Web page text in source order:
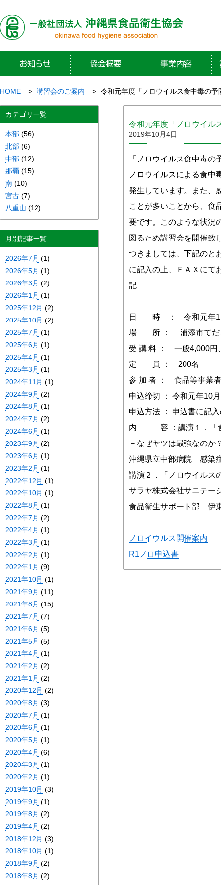
HOME 講習会のご案内 令和元年度「ノロウイルス食中毒の
カテゴリ一覧
本部 (56)
北部 (6)
中部 (12)
那覇 (15)
南 (10)
宮古 (7)
八重山 (12)
月別記事一覧
2026年7月 (1)
2026年5月 (1)
2026年3月 (2)
2026年1月 (1)
2025年12月 (2)
2025年10月 (2)
2025年7月 (1)
2025年6月 (1)
2025年4月 (1)
2025年3月 (1)
2024年11月 (1)
2024年9月 (2)
2024年8月 (1)
2024年7月 (2)
2024年6月 (1)
2023年9月 (2)
2023年6月 (1)
2023年2月 (1)
2022年12月 (1)
2022年10月 (1)
2022年8月 (1)
2022年7月 (2)
2022年4月 (1)
2022年3月 (1)
2022年2月 (1)
2022年1月 (9)
2021年10月 (1)
2021年9月 (11)
2021年8月 (15)
2021年7月 (7)
2021年6月 (5)
2021年5月 (5)
2021年4月 (1)
2021年2月 (2)
2021年1月 (2)
2020年12月 (2)
2020年8月 (3)
2020年7月 (1)
2020年6月 (1)
2020年5月 (1)
2020年4月 (6)
2020年3月 (1)
2020年2月 (1)
2019年10月 (3)
2019年9月 (1)
2019年8月 (2)
2019年4月 (2)
2018年12月 (3)
2018年10月 (1)
2018年9月 (2)
2018年8月 (2)
令和元年度「ノロウイル
2019年10月4日
「ノロウイルス食中毒
ノロウイルスによる食中
発生しています。また、
ことが多いことから、食
要です。このような状況
図るため講習会を開催致
つきましては、下記のと
に記入の上、ＦＡＸにて
記
日 時 ： 令和元年11
場 所 ： 浦添市てだこ
受 講 料 ： 一般4,000円
定 員 ： 200名
参 加 者 ： 食品等事業
申込締切 ： 令和元年10
申込方法 ： 申込書に記
内 容 ：講演１．「食
－なぜヤツは最強なのか
沖縄県立中部病院 感
講演２．「ノロウイルス
サラヤ株式会社サニテー
食品衛生サポート部 伊
ノロイウルス開催案内
R1ノロ申込書